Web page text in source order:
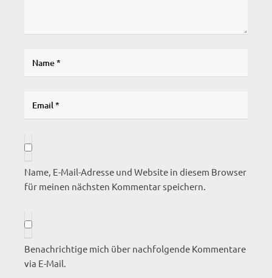
Name, E-Mail-Adresse und Website in diesem Browser
für meinen nächsten Kommentar speichern.
Benachrichtige mich über nachfolgende Kommentare
via E-Mail.